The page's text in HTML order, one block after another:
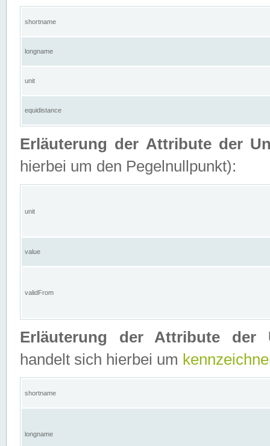
shortname
longname
unit
equidistance
Erläuterung der Attribute der
hierbei um den Pegelnullpunkt):
unit
value
validFrom
Erläuterung der Attribute der
handelt sich hierbei um
shortname
longname